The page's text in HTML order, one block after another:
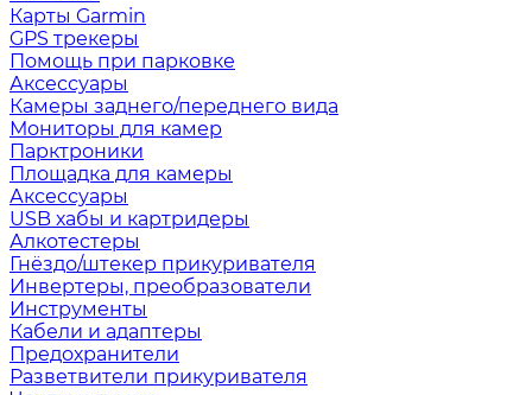
Карты Garmin
GPS трекеры
Помощь при парковке
Аксессуары
Камеры заднего/переднего вида
Мониторы для камер
Парктроники
Площадка для камеры
Аксессуары
USB хабы и картридеры
Алкотестеры
Гнёздо/штекер прикуривателя
Инвертеры, преобразователи
Инструменты
Кабели и адаптеры
Предохранители
Разветвители прикуривателя